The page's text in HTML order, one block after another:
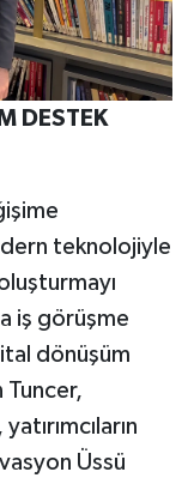
DESTEK
teknolojiyle
iş görüşme
dönüşüm
Tuncer,
Üssü